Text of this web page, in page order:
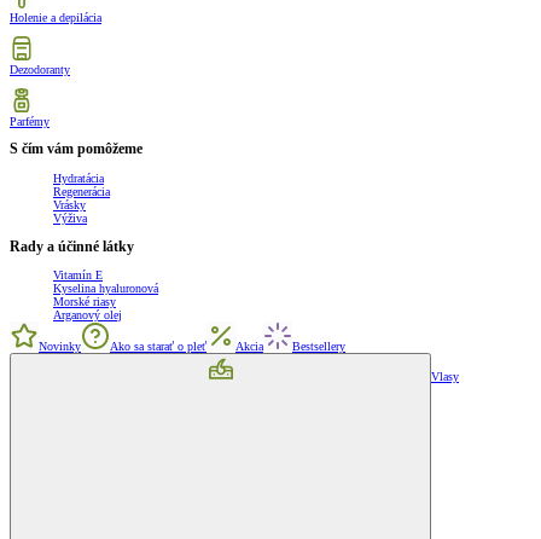
Holenie a depilácia
Dezodoranty
Parfémy
S čím vám pomôžeme
Hydratácia
Regenerácia
Vrásky
Výživa
Rady a účinné látky
Vitamín E
Kyselina hyaluronová
Morské riasy
Arganový olej
Novinky Ako sa starať o pleť Akcia Bestsellery
Vlasy